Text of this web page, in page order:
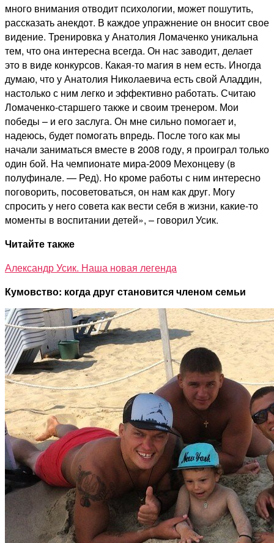
много внимания отводит психологии, может пошутить,
рассказать анекдот. В каждое упражнение он вносит свое
видение. Тренировка у Анатолия Ломаченко уникальна
тем, что она интересна всегда. Он нас заводит, делает
это в виде конкурсов. Какая-то магия в нем есть. Иногда
думаю, что у Анатолия Николаевича есть свой Аладдин,
настолько с ним легко и эффективно работать. Считаю
Ломаченко-старшего также и своим тренером. Мои
победы – и его заслуга. Он мне сильно помогает и,
надеюсь, будет помогать впредь. После того как мы
начали заниматься вместе в 2008 году, я проиграл только
один бой. На чемпионате мира-2009 Мехонцеву (в
полуфинале. — Ред). Но кроме работы с ним интересно
поговорить, посоветоваться, он нам как друг. Могу
спросить у него совета как вести себя в жизни, какие-то
моменты в воспитании детей», – говорил Усик.
Читайте также
Александр Усик. Наша новая легенда
Кумовство: когда друг становится членом семьи